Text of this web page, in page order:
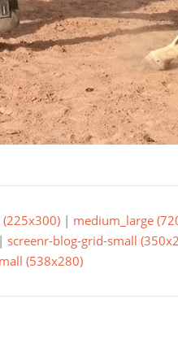
| medium_large
screenr-blog-grid-small
(538x280)